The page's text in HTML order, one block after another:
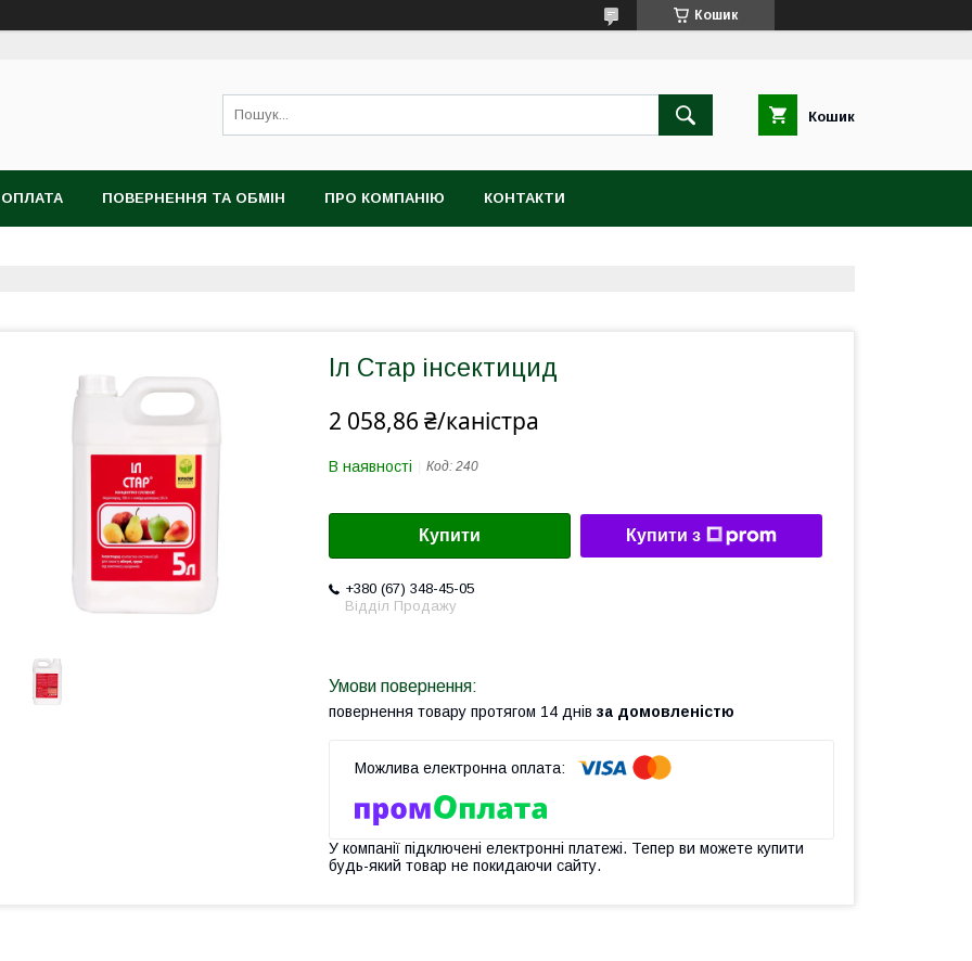
Кошик
Кошик
ПОВЕРНЕННЯ ТА ОБМІН ПРО КОМПАНІЮ КОНТАКТИ
Іл Стар інсектицид
2 058,86 ₴/каністра
В наявності Код: 240
Купити Купити з
+380 (67) 348-45-05
Відділ Продажу
повернення товару протягом 14 днів за домовленістю
У компанії підключені електронні платежі. Тепер ви можете купити
будь-який товар не покидаючи сайту.